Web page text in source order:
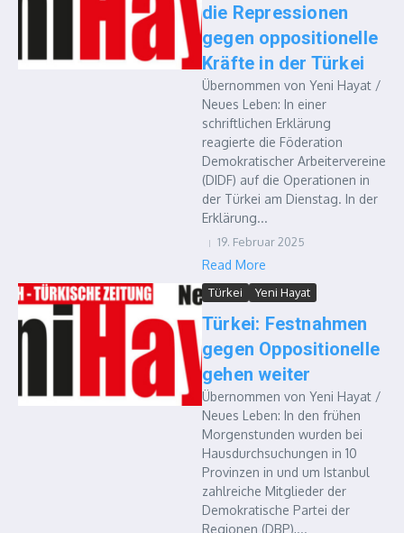
die Repressionen
gegen oppositionelle
Kräfte in der Türkei
Übernommen von Yeni Hayat /
Neues Leben: In einer
schriftlichen Erklärung
reagierte die Föderation
Demokratischer Arbeitervereine
(DIDF) auf die Operationen in
der Türkei am Dienstag. In der
Erklärung...
19. Februar 2025
Read More
Türkei Yeni Hayat
Türkei: Festnahmen
gegen Oppositionelle
gehen weiter
Übernommen von Yeni Hayat /
Neues Leben: In den frühen
Morgenstunden wurden bei
Hausdurchsuchungen in 10
Provinzen in und um Istanbul
zahlreiche Mitglieder der
Demokratische Partei der
Regionen (DBP),...